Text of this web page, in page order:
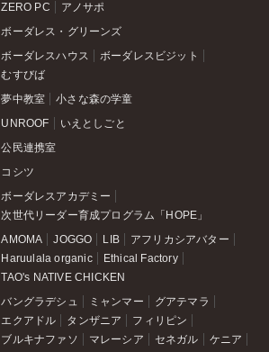
ZERO PC アノサポ
ボーダレス・グリーンズ
ボーダレスハウス
ボーダレスビジット
むすびば
夢中教室 小さな森の学童
UNROOF いえとしごと
公民連携室
コシツ
ボーダレスアカデミー
次世代リーダー育成プログラム「HOPE」
AMOMA JOGGO LIB
アフリカシアバター
Haruulala organic
Ethical Factory
TAO's NATIVE CHICKEN
バングラデシュ ミャンマー
グアテマラ
エクアドル
タンザニア
フィリピン
ブルキナファソ
マレーシア セネガル ケニア